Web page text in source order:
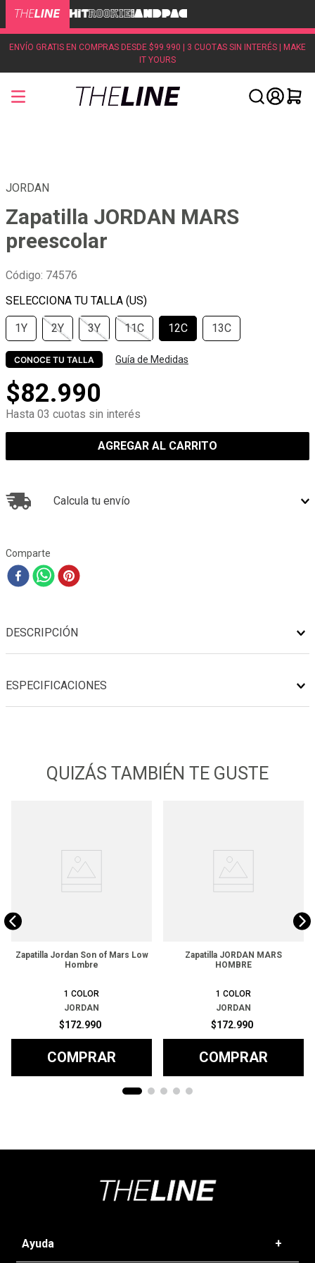
ENVÍO GRATIS EN COMPRAS DESDE $99.990 | 3 CUOTAS SIN INTERÉS | MAKE
IT YOURS
JORDAN
Zapatilla JORDAN MARS
preescolar
Código: 74576
1Y 2Y 3Y 11C 12C 13C
CONOCE TU TALLA Guía de Medidas
$82.990
Hasta 03 cuotas sin interés
AGREGAR AL CARRITO
Calcula tu envío
Comparte
DESCRIPCIÓN
ESPECIFICACIONES
QUIZÁS TAMBIÉN TE GUSTE
Zapatilla Jordan Son of Mars Low
Hombre
1 COLOR
JORDAN
$172.990
COMPRAR
Zapatilla JORDAN MARS
HOMBRE
1 COLOR
JORDAN
$172.990
COMPRAR
Ayuda +